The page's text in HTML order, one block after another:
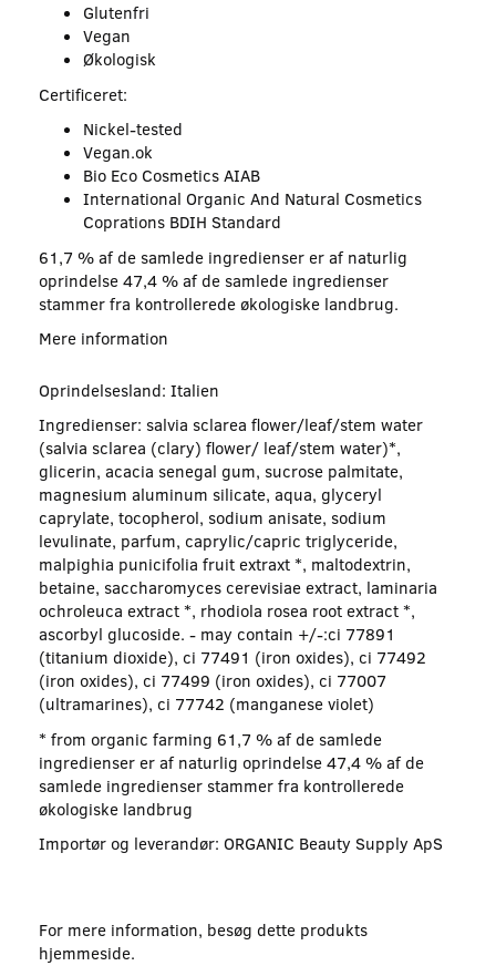
Glutenfri
Vegan
Økologisk
Certificeret:
Nickel-tested
Vegan.ok
Bio Eco Cosmetics AIAB
International Organic And Natural Cosmetics
Coprations BDIH Standard
61,7 % af de samlede ingredienser er af naturlig
oprindelse 47,4 % af de samlede ingredienser
stammer fra kontrollerede økologiske landbrug.
Mere information
Oprindelsesland: Italien
Ingredienser: salvia sclarea flower/leaf/stem water
(salvia sclarea (clary) flower/ leaf/stem water)*,
glicerin, acacia senegal gum, sucrose palmitate,
magnesium aluminum silicate, aqua, glyceryl
caprylate, tocopherol, sodium anisate, sodium
levulinate, parfum, caprylic/capric triglyceride,
malpighia punicifolia fruit extraxt *, maltodextrin,
betaine, saccharomyces cerevisiae extract, laminaria
ochroleuca extract *, rhodiola rosea root extract *,
ascorbyl glucoside. - may contain +/-:ci 77891
(titanium dioxide), ci 77491 (iron oxides), ci 77492
(iron oxides), ci 77499 (iron oxides), ci 77007
(ultramarines), ci 77742 (manganese violet)
* from organic farming 61,7 % af de samlede
ingredienser er af naturlig oprindelse 47,4 % af de
samlede ingredienser stammer fra kontrollerede
økologiske landbrug
Importør og leverandør: ORGANIC Beauty Supply ApS
For mere information, besøg dette produkts
hjemmeside.